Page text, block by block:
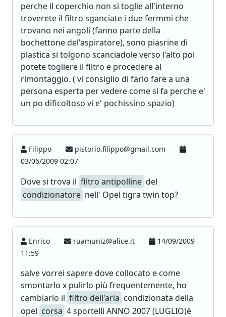
perche il coperchio non si toglie all'interno
troverete il filtro sganciate i due fermmi che
trovano nei angoli (fanno parte della
bochettone del'aspiratore), sono piasrine di
plastica si tolgono scanciadole verso l'alto poi
potete togliere il filtro e procedere al
rimontaggio. ( vi consiglio di farlo fare a una
persona esperta per vedere come si fa perche e'
un po dificoltoso vi e' pochissino spazio)
Filippo
pistorio.filippo@gmail.com
03/06/2009 02:07
Dove si trova il filtro antipolline del
condizionatore nell' Opel tigra twin top?
Enrico ruamuniz@alice.it
14/09/2009
11:59
salve vorrei sapere dove collocato e come
smontarlo x pulirlo più frequentemente, ho
cambiarlo il filtro dell'aria condizionata della
opel corsa 4 sportelli ANNO 2007 (LUGLIO)è